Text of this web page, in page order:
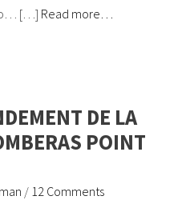
[…] Read more…
DE LA
POINT
/ 12 Comments